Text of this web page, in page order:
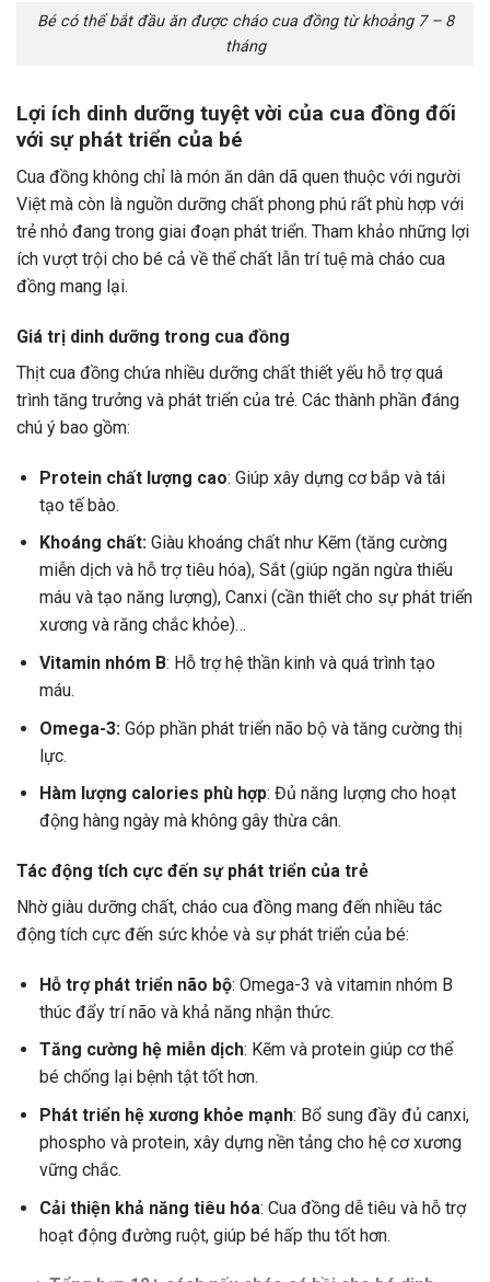
Bé có thể bắt đầu ăn được cháo cua đồng từ khoảng 7 – 8
tháng
Lợi ích dinh dưỡng tuyệt vời của cua đồng đối
với sự phát triển của bé
Cua đồng không chỉ là món ăn dân dã quen thuộc với người
Việt mà còn là nguồn dưỡng chất phong phú rất phù hợp với
trẻ nhỏ đang trong giai đoạn phát triển. Tham khảo những lợi
ích vượt trội cho bé cả về thể chất lẫn trí tuệ mà cháo cua
đồng mang lại.
Giá trị dinh dưỡng trong cua đồng
Thịt cua đồng chứa nhiều dưỡng chất thiết yếu hỗ trợ quá
trình tăng trưởng và phát triển của trẻ. Các thành phần đáng
chú ý bao gồm:
Protein chất lượng cao: Giúp xây dựng cơ bắp và tái
tạo tế bào.
Khoáng chất:Giàu khoáng chất như Kẽm (tăng cường
miễn dịch và hỗ trợ tiêu hóa), Sắt (giúp ngăn ngừa thiếu
máu và tạo năng lượng), Canxi (cần thiết cho sự phát triển
xương và răng chắc khỏe)…
Vitamin nhóm B: Hỗ trợ hệ thần kinh và quá trình tạo
máu.
Omega-3:Góp phần phát triển não bộ và tăng cường thị
lực.
Hàm lượng calories phù hợp: Đủ năng lượng cho hoạt
động hàng ngày mà không gây thừa cân.
Tác động tích cực đến sự phát triển của trẻ
Nhờ giàu dưỡng chất, cháo cua đồng mang đến nhiều tác
động tích cực đến sức khỏe và sự phát triển của bé:
Hỗ trợ phát triển não bộ: Omega-3 và vitamin nhóm B
thúc đẩy trí não và khả năng nhận thức.
Tăng cường hệ miễn dịch: Kẽm và protein giúp cơ thể
bé chống lại bệnh tật tốt hơn.
Phát triển hệ xương khỏe mạnh: Bổ sung đầy đủ canxi,
phospho và protein, xây dựng nền tảng cho hệ cơ xương
vững chắc.
Cải thiện khả năng tiêu hóa: Cua đồng dễ tiêu và hỗ trợ
hoạt động đường ruột, giúp bé hấp thu tốt hơn.